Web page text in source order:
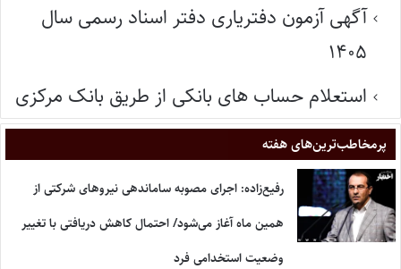
آگهی آزمون دفتریاری دفتر اسناد رسمی سال
۱۴۰۵
استعلام حساب های بانکی از طریق بانک مرکزی
پر‌مخاطب‌ترین‌های هفته
رفیع‌زاده: اجرای مصوبه ساماندهی نیروهای شرکتی از
همین ماه آغاز می‌شود/ احتمال کاهش دریافتی با تغییر
وضعیت استخدامی فرد